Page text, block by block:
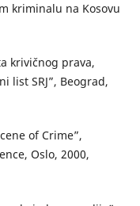
kriminalu na Kosovu
krivičnog prava,
list SRJ”, Beograd,
of Crime”,
Oslo, 2000,